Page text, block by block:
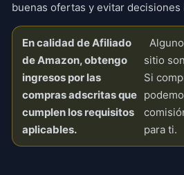
buenas ofertas y evitar decisiones
En calidad de Afiliado
de Amazon, obtengo
ingresos por las
compras adscritas que
cumplen los requisitos
aplicables.
sitio
Si
para ti.